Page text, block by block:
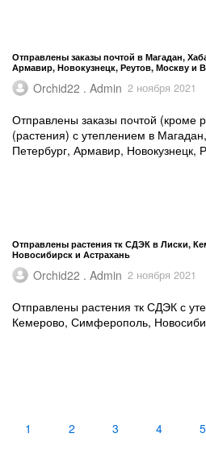
Отправлены заказы почтой в Магадан,
Армавир, Новокузнецк, Реутов, Москву и
Orchid22 . Admin 2 ноября 2021
Отправлены заказы почтой (кроме
(растения) с утеплением в
Петербург, Армавир, Новокузнецк,
Отправлены растения тк СДЭК в Лиски,
Новосибирск и Астрахань
Orchid22 . Admin 2 ноября 2021
Отправлены растения тк СДЭК с
Кемерово, Симферополь,
1 2 3 4 5